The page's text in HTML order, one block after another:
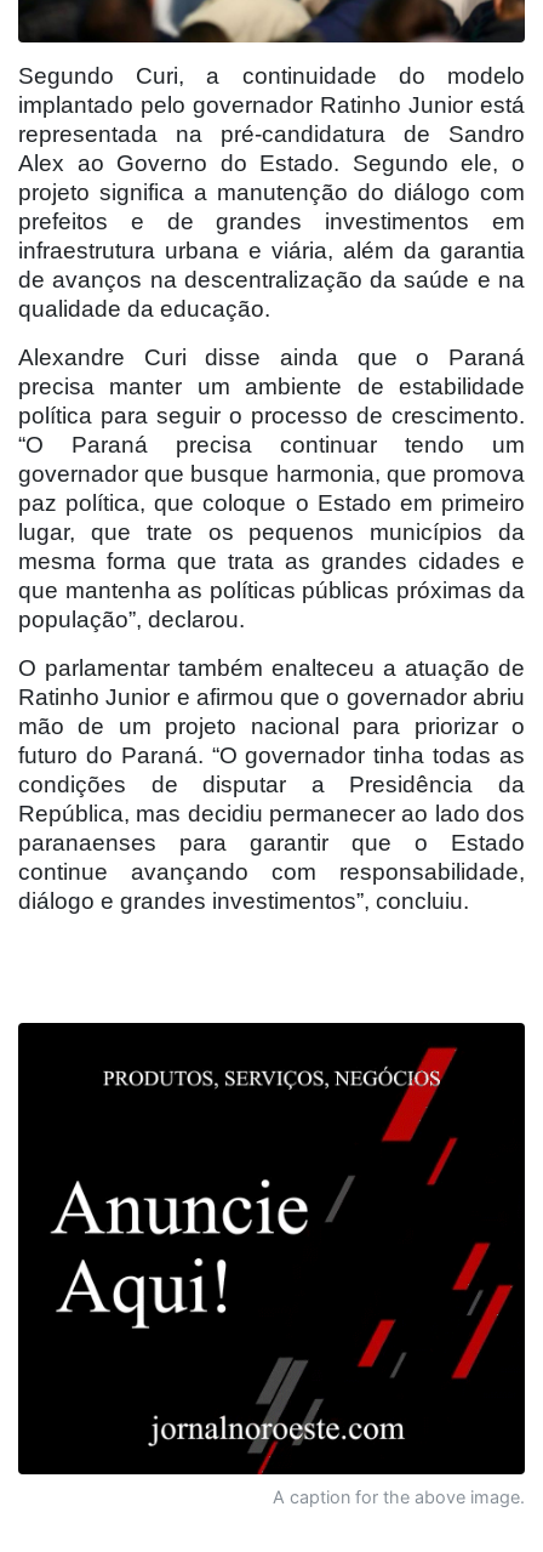
Segundo Curi, a continuidade do modelo
implantado pelo governador Ratinho Junior está
representada na pré-candidatura de Sandro
Alex ao Governo do Estado. Segundo ele, o
projeto significa a manutenção do diálogo com
prefeitos e de grandes investimentos em
infraestrutura urbana e viária, além da garantia
de avanços na descentralização da saúde e na
qualidade da educação.
Alexandre Curi disse ainda que o Paraná
precisa manter um ambiente de estabilidade
política para seguir o processo de crescimento.
“O Paraná precisa continuar tendo um
governador que busque harmonia, que promova
paz política, que coloque o Estado em primeiro
lugar, que trate os pequenos municípios da
mesma forma que trata as grandes cidades e
que mantenha as políticas públicas próximas da
população”, declarou.
O parlamentar também enalteceu a atuação de
Ratinho Junior e afirmou que o governador abriu
mão de um projeto nacional para priorizar o
futuro do Paraná. “O governador tinha todas as
condições de disputar a Presidência da
República, mas decidiu permanecer ao lado dos
paranaenses para garantir que o Estado
continue avançando com responsabilidade,
diálogo e grandes investimentos”, concluiu.
A caption for the above image.